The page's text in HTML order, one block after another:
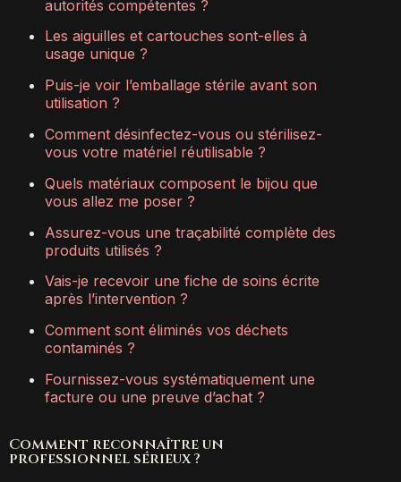
autorités compétentes ?
Les aiguilles et cartouches sont-elles à
usage unique ?
Puis-je voir l’emballage stérile avant son
utilisation ?
Comment désinfectez-vous ou stérilisez-
vous votre matériel réutilisable ?
Quels matériaux composent le bijou que
vous allez me poser ?
Assurez-vous une traçabilité complète des
produits utilisés ?
Vais-je recevoir une fiche de soins écrite
après l’intervention ?
Comment sont éliminés vos déchets
contaminés ?
Fournissez-vous systématiquement une
facture ou une preuve d’achat ?
Comment reconnaître un
professionnel sérieux ?